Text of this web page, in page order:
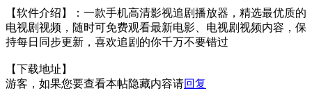
【软件介绍】：一款手机高清影视追剧播放器，精选最优质的
电视剧视频，随时可免费观看最新电影、电视剧视频内容，保
持每日同步更新，喜欢追剧的你千万不要错过
【下载地址】
游客，如果您要查看本帖隐藏内容请回复